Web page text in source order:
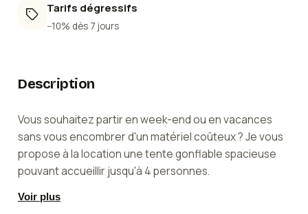
Tarifs dégressifs
−10% dès 7 jours
Description
Vous souhaitez partir en week-end ou en vacances
sans vous encombrer d'un matériel coûteux ? Je vous
propose à la location une tente gonflable spacieuse
pouvant accueillir jusqu'à 4 personnes.
technologie gonflable✅2 Grandes chambres
Voir plus